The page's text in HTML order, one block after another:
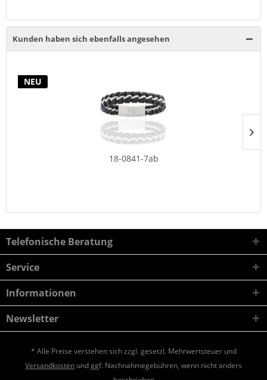
Kunden haben sich ebenfalls angesehen
NEU
18-0841-7ab
Telefonische Beratung
Service
Informationen
Newsletter
* Alle Preise verstehen sich zzgl. gesetzl. Mehrwertsteuer und
Versandkosten und ggf. Nachnahmegebühren, wenn nicht anders